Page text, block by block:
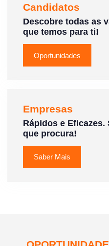
Candidatos
Descobre todas as
que temos para ti!
Oportunidades
Empresas
Rápidos e
que procura!
Saber Mais